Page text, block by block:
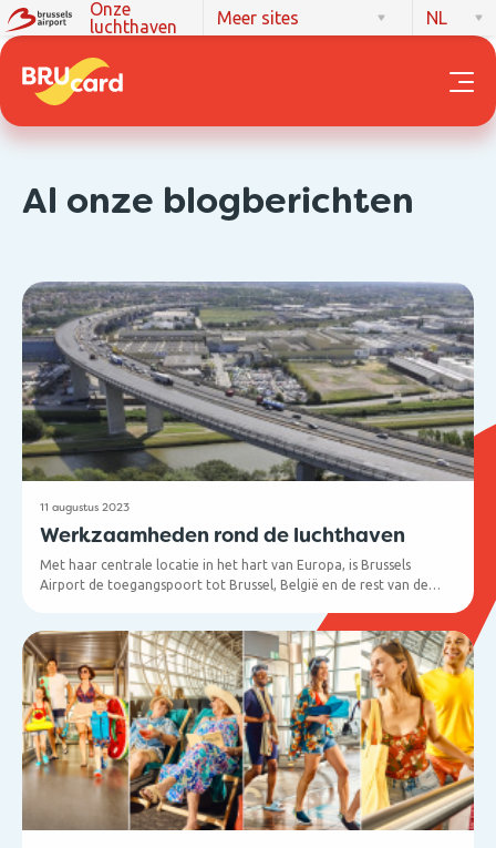
Onze
luchthaven
Meer sites NL
Al onze blogberichten
11 augustus 2023
Werkzaamheden rond de luchthaven
Met haar centrale locatie in het hart van Europa, is Brussels
Airport de toegangspoort tot Brussel, België en de rest van de
waardevolle troef, maar brengt uiteraard de nodige onderhouds-
en wegenwerken met zich mee.